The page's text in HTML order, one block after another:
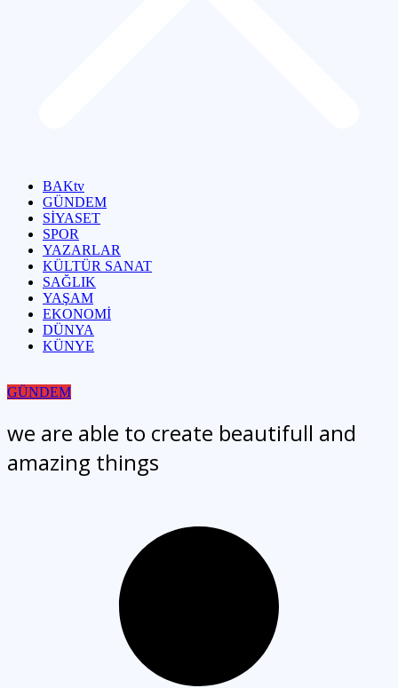
BAKtv
GÜNDEM
SİYASET
SPOR
YAZARLAR
KÜLTÜR SANAT
SAĞLIK
YAŞAM
EKONOMİ
DÜNYA
KÜNYE
GÜNDEM
we are able to create beautifull and
amazing things